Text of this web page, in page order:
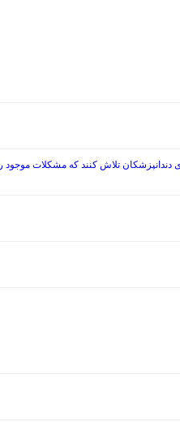
تلاش کنند که مشکلات موجود